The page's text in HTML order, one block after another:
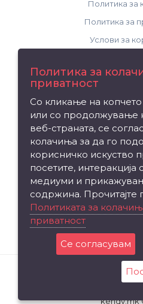
Политика за
Политика за
Услови за
Рекламација
Мапа на
Вредносен
Партнерска
kendy.mk
Политика за
приватност
Со кликање на
или со продолжување
веб-страната, се
колачиња за да го
корисничко искуство
посетите, интеракција
медиуми и
содржина. Прочитајте
Политиката за
приватност
Се согласувам